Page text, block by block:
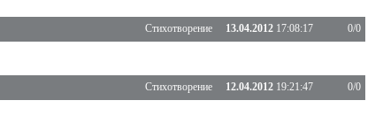
Стихотворение 13.04.2012 17:08:17 0/0
Стихотворение 12.04.2012 19:21:47 0/0